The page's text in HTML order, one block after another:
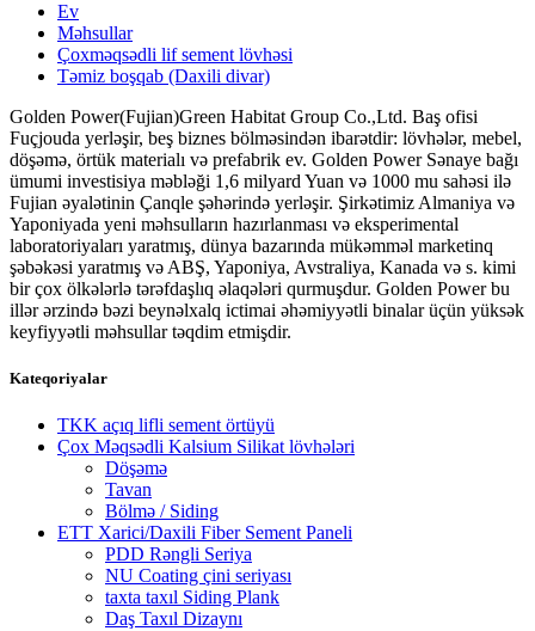
Ev
Məhsullar
Çoxməqsədli lif sement lövhəsi
Təmiz boşqab (Daxili divar)
Golden Power(Fujian)Green Habitat Group Co.,Ltd. Baş ofisi
Fuçjouda yerləşir, beş biznes bölməsindən ibarətdir: lövhələr, mebel,
döşəmə, örtük materialı və prefabrik ev. Golden Power Sənaye bağı
ümumi investisiya məbləği 1,6 milyard Yuan və 1000 mu sahəsi ilə
Fujian əyalətinin Çanqle şəhərində yerləşir. Şirkətimiz Almaniya və
Yaponiyada yeni məhsulların hazırlanması və eksperimental
laboratoriyaları yaratmış, dünya bazarında mükəmməl marketinq
şəbəkəsi yaratmış və ABŞ, Yaponiya, Avstraliya, Kanada və s. kimi
bir çox ölkələrlə tərəfdaşlıq əlaqələri qurmuşdur. Golden Power bu
illər ərzində bəzi beynəlxalq ictimai əhəmiyyətli binalar üçün yüksək
keyfiyyətli məhsullar təqdim etmişdir.
Kateqoriyalar
TKK açıq lifli sement örtüyü
Çox Məqsədli Kalsium Silikat lövhələri
Döşəmə
Tavan
Bölmə / Siding
ETT Xarici/Daxili Fiber Sement Paneli
PDD Rəngli Seriya
NU Coating çini seriyası
taxta taxıl Siding Plank
Daş Taxıl Dizaynı